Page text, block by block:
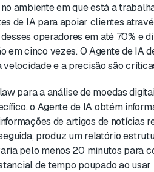
ambiente em que está a
de IA para apoiar clientes
operadores em até 70% e
em cinco vezes. O Agente de IA
e a precisão são
para a análise de moedas
o Agente de IA obtém
de artigos de notícias
produz um relatório
pelo menos 20 minutos para
de tempo poupado ao usar